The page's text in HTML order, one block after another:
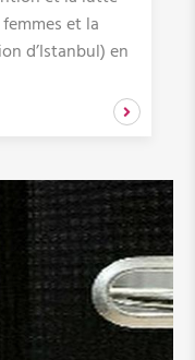
et la
d’Istanbul) en